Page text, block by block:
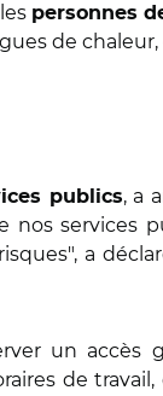
personnes
de
publics, a
services
a
un accès
de